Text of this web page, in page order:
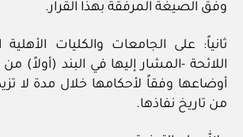
وفق الصيغة المرفقة بهذا القرار.
ثانياً: على الجامعات والكليات الأهلية
اللائحة -المشار إليها في البند (أولاً) من
أوضاعها وفقاً لأحكامها خلال مدة لا
من تاريخ نفاذها.